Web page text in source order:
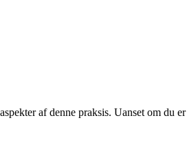
af denne praksis. Uanset om du er